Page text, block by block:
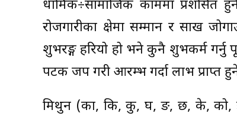
धार्मिक÷सामाजिक काममा प्रशंसित
रोजगारीका क्षेत्रमा सम्मान र साख
शुभरङ्ग हरियो हो भने कुनै शुभकर्म गर्नु
पटक जप गरी आरम्भ गर्दा लाभ प्राप्त
मिथुन (का, कि, कु, घ, ङ, छ, के, को, ह)